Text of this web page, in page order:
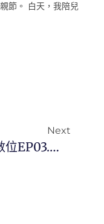
節。 白天，我陪兒
Next
漫遊數位EP03.如何在Keynote上的表格，可以直書文字？